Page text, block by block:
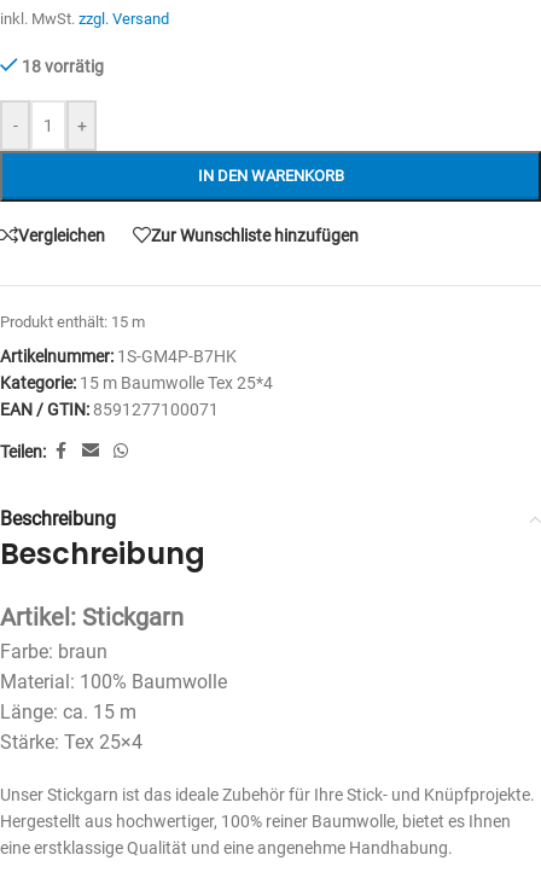
inkl. MwSt. zzgl. Versand
18 vorrätig
- +
IN DEN WARENKORB
Vergleichen Zur Wunschliste hinzufügen
Produkt enthält: 15 m
Artikelnummer: 1S-GM4P-B7HK
Kategorie: 15 m Baumwolle Tex 25*4
EAN / GTIN: 8591277100071
Teilen:
Beschreibung
Beschreibung
Artikel: Stickgarn
Farbe: braun
Material: 100% Baumwolle
Länge: ca. 15 m
Stärke: Tex 25×4
Unser Stickgarn ist das ideale Zubehör für Ihre Stick- und Knüpfprojekte.
Hergestellt aus hochwertiger, 100% reiner Baumwolle, bietet es Ihnen
eine erstklassige Qualität und eine angenehme Handhabung.